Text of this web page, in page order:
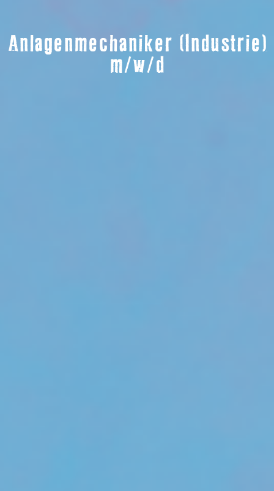
Anlagenmechaniker (Industrie)
m/w/d